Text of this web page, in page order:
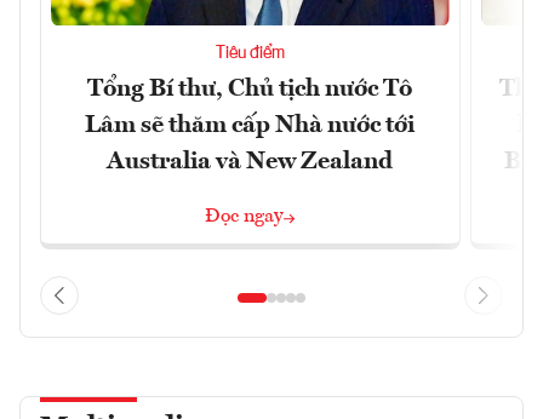
Tiêu điểm
Tổng Bí thư, Chủ tịch nước Tô
Lâm sẽ thăm cấp Nhà nước tới
Australia và New Zealand
Đọc ngay